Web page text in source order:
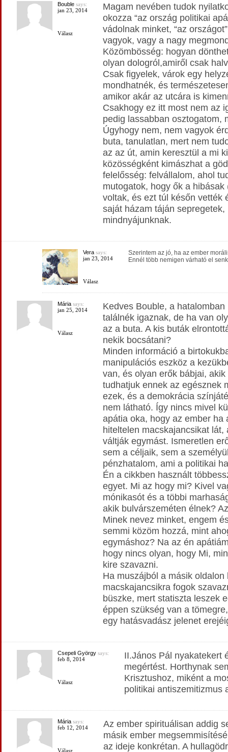
Boublesays:
jan 23, 2014
Válasz
Magam nevében tudok
okozza “az ország politikai
vádolnak minket, “az
vagyok, vagy a nagy
Közömbösség: hogyan
olyan dologról,amiről csak
Csak figyelek, várok egy
mondhatnék, és
amikor akár az utcára is
Csakhogy ez itt most nem az
pedig lassabban osztogatom,
Úgyhogy nem, nem vagyok
buta, tanulatlan, mert nem
az az út, amin keresztül a mi
közösségként kimászhat a
felelősség: felvállalom, ahol
mutogatok, hogy ők a
voltak, és ezt túl későn vették
saját házam táján
mindnyájunknak.
Verasays:
jan 23, 2014
Válasz
Szerintem az jó, ha az ember
Ennél több nemigen várható el
Máriasays:
jan 25, 2014
Válasz
Kedves Bouble, a
találnék igaznak, de ha van
az a buta. A kis buták
nekik bocsátani?
Minden információ a
manipulációs eszköz a
van, és olyan erők bábjai,
tudhatjuk ennek az egésznek
ezek, és a demokrácia
nem látható. Így nincs mivel
apátia oka, hogy az ember ha
hiteltelen macskajancsikat lát,
váltják egymást. Ismeretlen
sem a céljaik, sem a
pénzhatalom, ami a politikai
Én a cikkben használt
egyet. Mi az hogy mi? Kivel
mónikasót és a többi
akik bulvárszeméten élnek?
Minek nevez minket, engem
semmi közöm hozzá, mint
egymáshoz? Na az én
hogy nincs olyan, hogy Mi,
kire szavazni.
Ha muszájból a másik oldalon
macskajancsikra fogok
büszke, mert statiszta leszek
éppen szükség van a
egy hatásvadász jelenet
Csepeli Györgysays:
feb 8, 2014
Válasz
II.János Pál nyakatekert
megértést. Horthynak
Krisztushoz, miként a
politikai antiszemitizmus
Máriasays:
feb 12, 2014
Válasz
Az ember spirituálisan addig
másik ember
az ideje konkrétan. A